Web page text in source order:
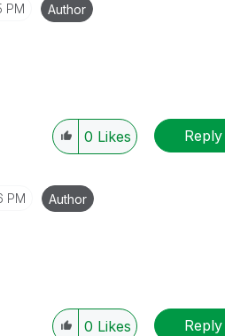
PM Author
0 Likes Reply
PM Author
0 Likes Reply